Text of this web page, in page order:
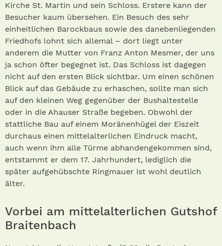
Kirche St. Martin und sein Schloss. Erstere kann der
Besucher kaum übersehen. Ein Besuch des sehr
einheitlichen Barockbaus sowie des danebenliegenden
Friedhofs lohnt sich allemal – dort liegt unter
anderem die Mutter von Franz Anton Mesmer, der uns
ja schon öfter begegnet ist. Das Schloss ist dagegen
nicht auf den ersten Blick sichtbar. Um einen schönen
Blick auf das Gebäude zu erhaschen, sollte man sich
auf den kleinen Weg gegenüber der Bushaltestelle
oder in die Ahauser Straße begeben. Obwohl der
stattliche Bau auf einem Moränenhügel der Eiszeit
durchaus einen mittelalterlichen Eindruck macht,
auch wenn ihm alle Türme abhandengekommen sind,
entstammt er dem 17. Jahrhundert, lediglich die
später aufgehübschte Ringmauer ist wohl deutlich
älter.
Vorbei am mittelalterlichen Gutshof
Braitenbach